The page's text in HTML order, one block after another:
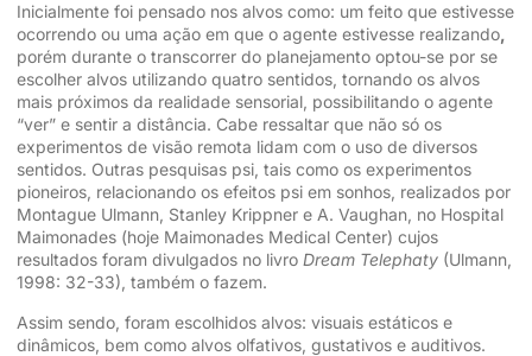
Inicialmente foi pensado nos alvos como: um feito que estivesse
ocorrendo ou uma ação em que o agente estivesse realizando,
porém durante o transcorrer do planejamento optou-se por se
escolher alvos utilizando quatro sentidos, tornando os alvos
mais próximos da realidade sensorial, possibilitando o agente
“ver” e sentir a distância. Cabe ressaltar que não só os
experimentos de visão remota lidam com o uso de diversos
sentidos. Outras pesquisas psi, tais como os experimentos
pioneiros, relacionando os efeitos psi em sonhos, realizados por
Montague Ulmann, Stanley Krippner e A. Vaughan, no Hospital
Maimonades (hoje Maimonades Medical Center) cujos
resultados foram divulgados no livro Dream Telephaty (Ulmann,
1998: 32-33), também o fazem.
Assim sendo, foram escolhidos alvos: visuais estáticos e
dinâmicos, bem como alvos olfativos, gustativos e auditivos.